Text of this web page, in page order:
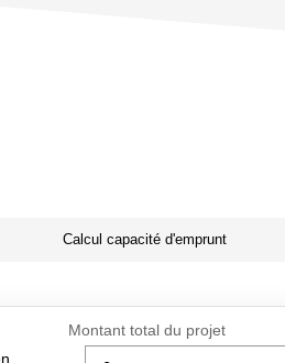
Calcul capacité d'emprunt